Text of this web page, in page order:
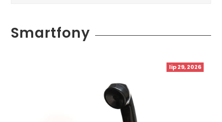
Smartfony
lip 29, 2026